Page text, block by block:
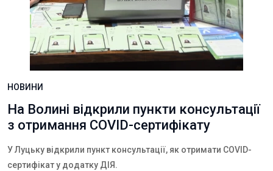
НОВИНИ
На Волині відкрили пункти консультації
з отримання COVID-сертифікату
У Луцьку відкрили пункт консультації, як отримати COVID-
сертифікат у додатку ДІЯ.